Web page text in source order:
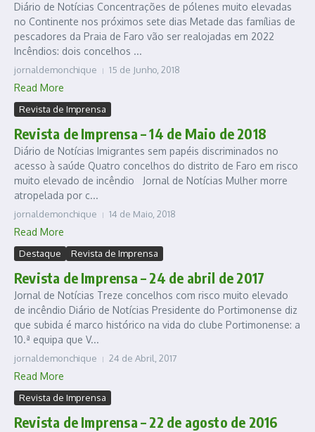
Diário de Notícias Concentrações de pólenes muito elevadas
no Continente nos próximos sete dias Metade das famílias de
pescadores da Praia de Faro vão ser realojadas em 2022
Incêndios: dois concelhos ...
jornaldemonchique 15 de Junho, 2018
Read More
Revista de Imprensa
Revista de Imprensa – 14 de Maio de 2018
Diário de Notícias Imigrantes sem papéis discriminados no
acesso à saúde Quatro concelhos do distrito de Faro em risco
muito elevado de incêndio Jornal de Notícias Mulher morre
atropelada por c...
jornaldemonchique 14 de Maio, 2018
Read More
Destaque Revista de Imprensa
Revista de Imprensa – 24 de abril de 2017
Jornal de Notícias Treze concelhos com risco muito elevado
de incêndio Diário de Notícias Presidente do Portimonense diz
que subida é marco histórico na vida do clube Portimonense: a
10.ª equipa que V...
jornaldemonchique 24 de Abril, 2017
Read More
Revista de Imprensa
Revista de Imprensa – 22 de agosto de 2016